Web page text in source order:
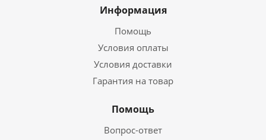
Информация
Помощь
Условия оплаты
Условия доставки
Гарантия на товар
Помощь
Вопрос-ответ